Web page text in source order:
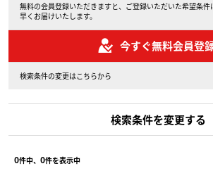
無料の会員登録いただきますと、ご登録いただいた希望条
早くお届けいたします。
今すぐ無料会員登
検索条件の変更はこちらから
検索条件を変更する
0件中、 0件を表示中